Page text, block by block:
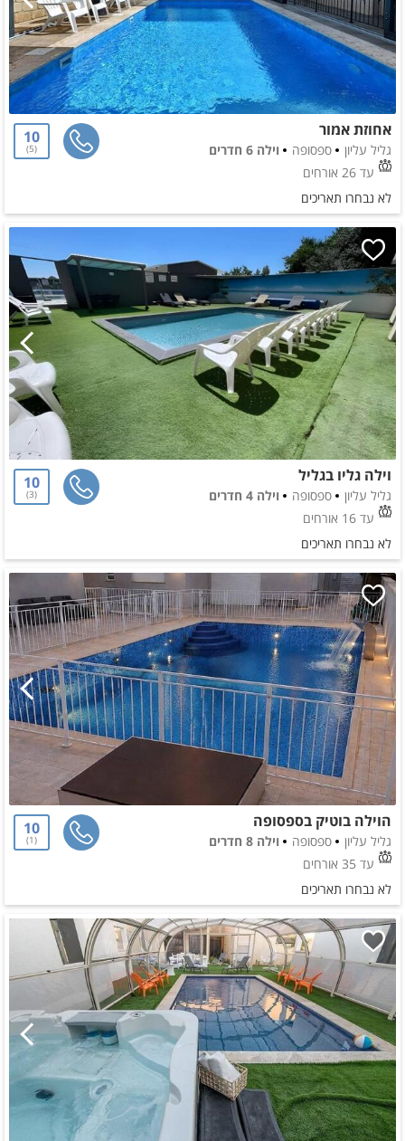
אחוזת אמור
גליל עליון ספסופה
וילה 6 חדרים
עד 26 אורחים
10
5
לא נבחרו תאריכים
וילה גליו בגליל
גליל עליון ספסופה
וילה 4 חדרים
עד 16 אורחים
10
3
לא נבחרו תאריכים
הוילה בוטיק בספסופה
גליל עליון ספסופה
וילה 8 חדרים
עד 35 אורחים
10
1
לא נבחרו תאריכים